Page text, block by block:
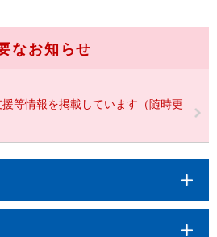
なお知らせ
等情報を掲載しています（随時更